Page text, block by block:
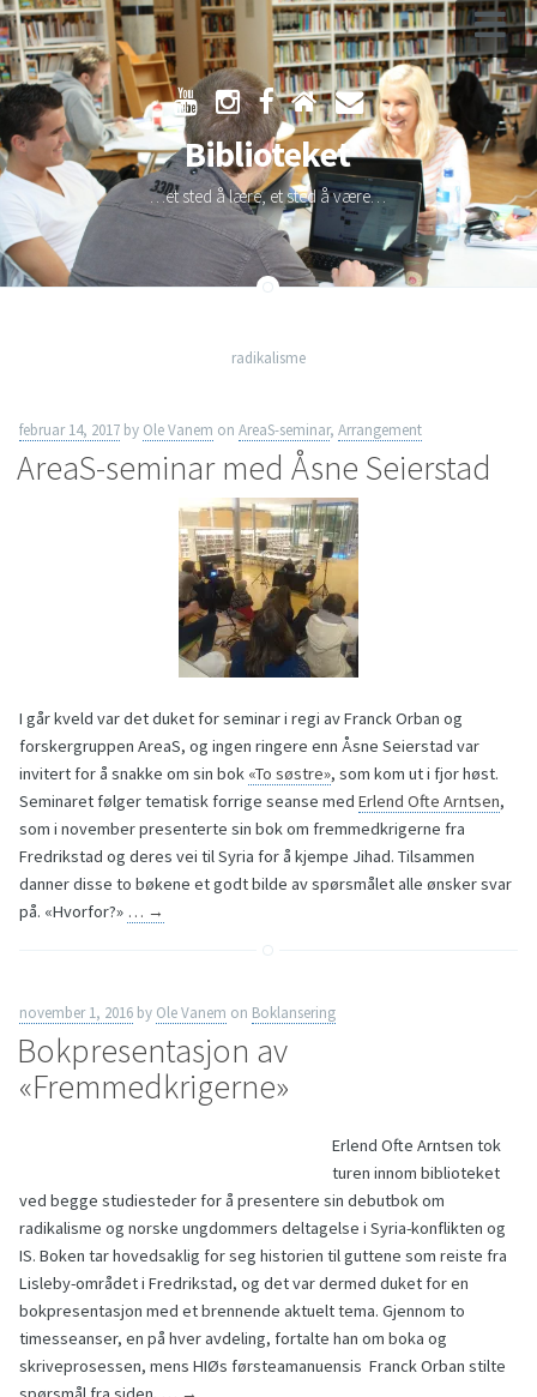
Skip
to
content
Biblioteket
…et sted å lære, et sted å være…
radikalisme
februar 14, 2017 by Ole Vanem on AreaS-seminar, Arrangement
AreaS-seminar med Åsne Seierstad
I går kveld var det duket for seminar i regi av Franck Orban og
forskergruppen AreaS, og ingen ringere enn Åsne Seierstad var
invitert for å snakke om sin bok «To søstre», som kom ut i fjor høst.
Seminaret følger tematisk forrige seanse med Erlend Ofte Arntsen,
som i november presenterte sin bok om fremmedkrigerne fra
Fredrikstad og deres vei til Syria for å kjempe Jihad. Tilsammen
danner disse to bøkene et godt bilde av spørsmålet alle ønsker svar
på. «Hvorfor?» … →
november 1, 2016 by Ole Vanem on Boklansering
Bokpresentasjon av
«Fremmedkrigerne»
Erlend Ofte Arntsen tok
turen innom biblioteket
ved begge studiesteder for å presentere sin debutbok om
radikalisme og norske ungdommers deltagelse i Syria-konflikten og
IS. Boken tar hovedsaklig for seg historien til guttene som reiste fra
Lisleby-området i Fredrikstad, og det var dermed duket for en
bokpresentasjon med et brennende aktuelt tema. Gjennom to
timesseanser, en på hver avdeling, fortalte han om boka og
skriveprosessen, mens HIØs førsteamanuensis Franck Orban stilte